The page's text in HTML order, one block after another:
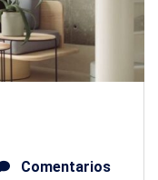
Comentarios